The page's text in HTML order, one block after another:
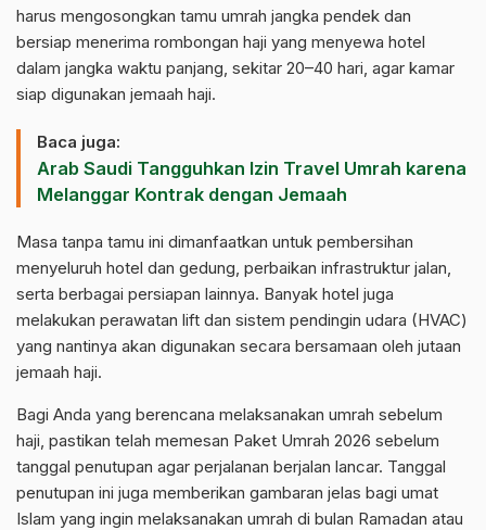
harus mengosongkan tamu umrah jangka pendek dan
bersiap menerima rombongan haji yang menyewa hotel
dalam jangka waktu panjang, sekitar 20–40 hari, agar kamar
siap digunakan jemaah haji.
Baca juga:
Arab Saudi Tangguhkan Izin Travel Umrah karena
Melanggar Kontrak dengan Jemaah
Masa tanpa tamu ini dimanfaatkan untuk pembersihan
menyeluruh hotel dan gedung, perbaikan infrastruktur jalan,
serta berbagai persiapan lainnya. Banyak hotel juga
melakukan perawatan lift dan sistem pendingin udara (HVAC)
yang nantinya akan digunakan secara bersamaan oleh jutaan
jemaah haji.
Bagi Anda yang berencana melaksanakan umrah sebelum
haji, pastikan telah memesan Paket Umrah 2026 sebelum
tanggal penutupan agar perjalanan berjalan lancar. Tanggal
penutupan ini juga memberikan gambaran jelas bagi umat
Islam yang ingin melaksanakan umrah di bulan Ramadan atau